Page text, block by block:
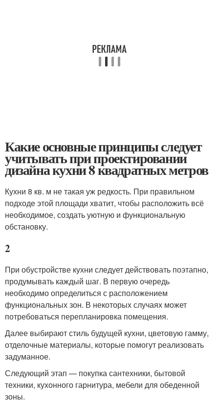
Какие основные принципы следует
учитывать при проектировании
дизайна кухни 8 квадратных метров
Кухни 8 кв. м не такая уж редкость. При правильном
подходе этой площади хватит, чтобы расположить всё
необходимое, создать уютную и функциональную
обстановку.
2
При обустройстве кухни следует действовать поэтапно,
продумывать каждый шаг. В первую очередь
необходимо определиться с расположением
функциональных зон. В некоторых случаях может
потребоваться перепланировка помещения.
Далее выбирают стиль будущей кухни, цветовую гамму,
отделочные материалы, которые помогут реализовать
задуманное.
Следующий этап — покупка сантехники, бытовой
техники, кухонного гарнитура, мебели для обеденной
зоны.